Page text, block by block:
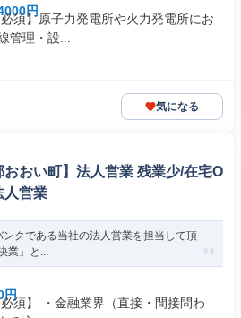
円
須】原子力発電所や火力発電所にお
管理・設...
気になる
おおい町】法人営業 残業少/在宅O
人営業
クである当社の法人営業を担当して頂
業」と...
円
須】 ・金融業界（直接・間接問わ